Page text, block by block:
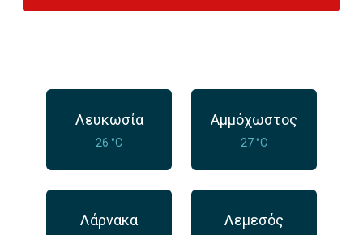
Λευκωσία
26 °C
Αμμόχωστος
27 °C
Λάρνακα Λεμεσός